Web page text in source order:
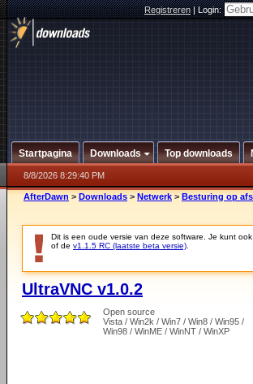
Registreren|Login:
Startpagina Downloads Top downloads
8/8/2026 8:29:40 PM
AfterDawn > Downloads > Netwerk > Besturing op
Dit is een oude versie van deze software. Je kunt
of de v1.1.5 RC (laatste beta versie)
UltraVNC v1.0.2
Open source
Vista / Win2k / Win7 / Win8 / Win95 /
Win98 / WinME / WinNT / WinXP